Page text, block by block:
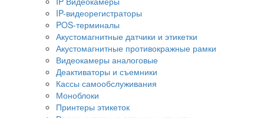
IP-видеорегистраторы
POS-терминалы
Акустомагнитные датчики и этикетки
Акустомагнитные противокражные рамки
Видеокамеры аналоговые
Деактиваторы и съемники
Кассы самообслуживания
Моноблоки
Принтеры этикеток